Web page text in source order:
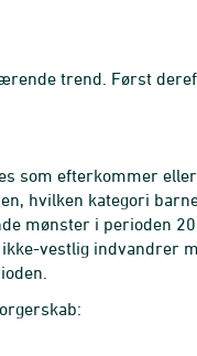
trend. Først
som efterkommer
hvilken kategori
mønster i perioden
vestlig indvandrer